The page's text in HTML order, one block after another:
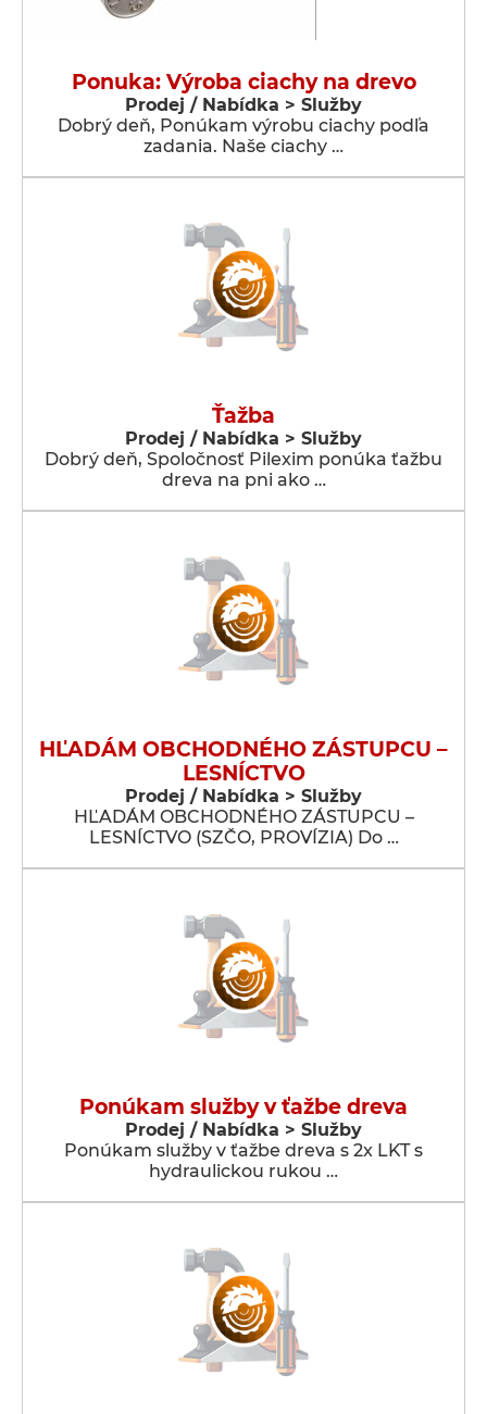
Ponuka: Výroba ciachy na drevo
Prodej / Nabídka > Služby
Dobrý deň, Ponúkam výrobu ciachy podľa
zadania. Naše ciachy …
Ťažba
Prodej / Nabídka > Služby
Dobrý deň, Spoločnosť Pilexim ponúka ťažbu
dreva na pni ako …
HĽADÁM OBCHODNÉHO ZÁSTUPCU –
LESNÍCTVO
Prodej / Nabídka > Služby
HĽADÁM OBCHODNÉHO ZÁSTUPCU –
LESNÍCTVO (SZČO, PROVÍZIA) Do …
Ponúkam služby v ťažbe dreva
Prodej / Nabídka > Služby
Ponúkam služby v ťažbe dreva s 2x LKT s
hydraulickou rukou …